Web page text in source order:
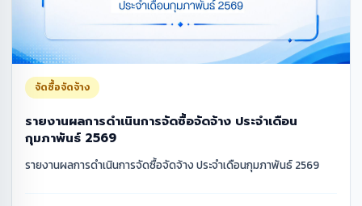
จัดซื้อจัดจ้าง
รายงานผลการดำเนินการจัดซื้อจัดจ้าง ประจำเดือน
กุมภาพันธ์ 2569
รายงานผลการดำเนินการจัดซื้อจัดจ้าง ประจำเดือนกุมภาพันธ์ 2569